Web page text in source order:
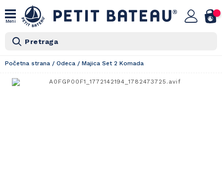
Meni
Pretraga
Početna strana / Odeca / Majica Set 2 Komada